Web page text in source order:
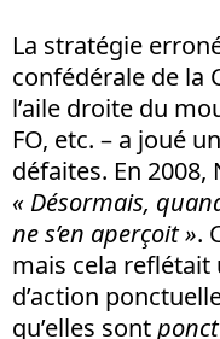
La stratégie
confédérale de la
l’aile droite du
FO, etc. – a joué
défaites. En
« Désormais,
ne s’en aperçoit ».
mais cela reflétait
d’action
qu’elles sont